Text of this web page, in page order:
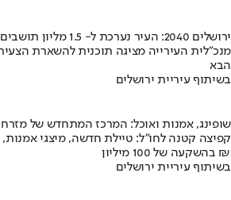
ירושלים 2040: העיר נערכת ל- 1.5 מליון תושבים
מנכ"לית העירייה מציגה תוכנית להשארת
הבא
בשיתוף עיריית ירושלים
שופינג, אמנות ואוכל: המרכז המתחדש של
קפיצה קטנה לחו"ל: טיילת חדשה, מיצגי אמנות,
בהשקעה של 100 מיליון ₪
בשיתוף עיריית ירושלים